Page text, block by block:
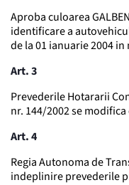
Aproba culoarea
identificare a
de la 01 ianuarie 2004
Art. 3
Prevederile Hotararii
nr. 144/2002 se
Art. 4
Regia Autonoma de
indeplinire prevederile